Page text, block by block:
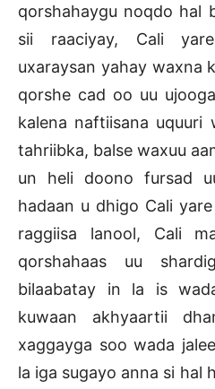
qorshahaygu noqdo hal
sii raaciyay, Cali
uxaraysan yahay waxna
qorshe cad oo uu
kalena naftiisana uquuri
tahriibka, balse waxuu
un heli doono fursad
hadaan u dhigo Cali
raggiisa lanool, Cali
qorshahaas uu
bilaabatay in la is
kuwaan akhyaartii
xaggayga soo wada
la iga sugayo anna si hal